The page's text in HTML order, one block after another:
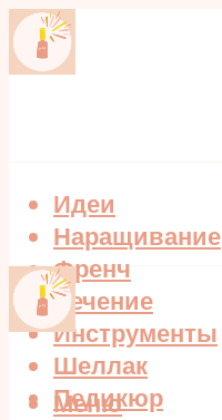
Идеи
Наращивание
Френч
Лечение
Инструменты
Шеллак
Педикюр
Меню